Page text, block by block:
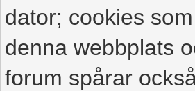
dator; cookies
denna webbplats
forum spårar